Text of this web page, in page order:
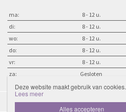
ma: 8 - 12 u.
di:
8 - 12 u.
wo:
8 - 12 u.
do:
8 - 12 u.
vr:
8 - 12 u.
za:
Gesloten
zo:
Gesloten
Disclaimer Privacybeleid
Deze website maakt gebruik van cookies.
Lees meer
Alles accepteren